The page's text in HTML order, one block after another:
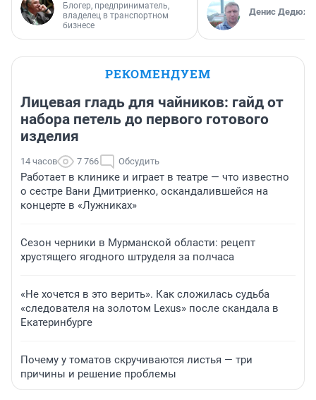
Блогер, предприниматель,
владелец в транспортном
бизнесе
Денис
РЕКОМЕНДУЕМ
Лицевая гладь для чайников: гайд от
набора петель до первого готового
изделия
14 часов 7 766 Обсудить
Работает в клинике и играет в театре — что известно
о сестре Вани Дмитриенко, оскандалившейся на
концерте в «Лужниках»
Сезон черники в Мурманской области: рецепт
хрустящего ягодного штруделя за полчаса
«Не хочется в это верить». Как сложилась судьба
«следователя на золотом Lexus» после скандала в
Екатеринбурге
Почему у томатов скручиваются листья — три
причины и решение проблемы